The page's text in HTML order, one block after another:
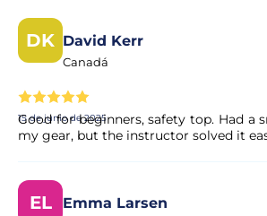
DK David Kerr
Canadá
15 de junio de 2025
Good for beginners, safety top. Had a
my gear, but the instructor solved it
EL Emma Larsen